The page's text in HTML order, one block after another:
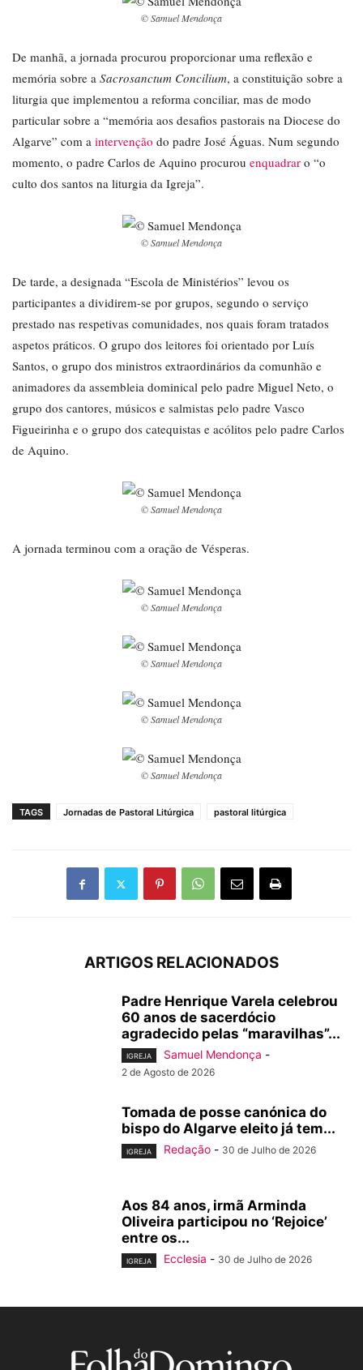
© Samuel Mendonça
De manhã, a jornada procurou proporcionar uma reflexão e
memória sobre a Sacrosanctum Concilium, a constituição sobre a
liturgia que implementou a reforma conciliar, mas de modo
particular sobre a “memória aos desafios pastorais na Diocese do
Algarve” com a intervenção do padre José Águas. Num segundo
momento, o padre Carlos de Aquino procurou enquadrar o “o
culto dos santos na liturgia da Igreja”.
© Samuel Mendonça
De tarde, a designada “Escola de Ministérios” levou os
participantes a dividirem-se por grupos, segundo o serviço
prestado nas respetivas comunidades, nos quais foram tratados
aspetos práticos. O grupo dos leitores foi orientado por Luís
Santos, o grupo dos ministros extraordinários da comunhão e
animadores da assembleia dominical pelo padre Miguel Neto, o
grupo dos cantores, músicos e salmistas pelo padre Vasco
Figueirinha e o grupo dos catequistas e acólitos pelo padre Carlos
de Aquino.
© Samuel Mendonça
A jornada terminou com a oração de Vésperas.
© Samuel Mendonça
© Samuel Mendonça
© Samuel Mendonça
© Samuel Mendonça
TAGS Jornadas de Pastoral Litúrgica pastoral litúrgica
ARTIGOS RELACIONADOS
Padre Henrique Varela celebrou
60 anos de sacerdócio
agradecido pelas “maravilhas”...
IGREJA Samuel Mendonça -
2 de Agosto de 2026
Tomada de posse canónica do
bispo do Algarve eleito já tem...
IGREJA Redação - 30 de Julho de 2026
Aos 84 anos, irmã Arminda
Oliveira participou no ‘Rejoice’
entre os...
IGREJA Ecclesia - 30 de Julho de 2026